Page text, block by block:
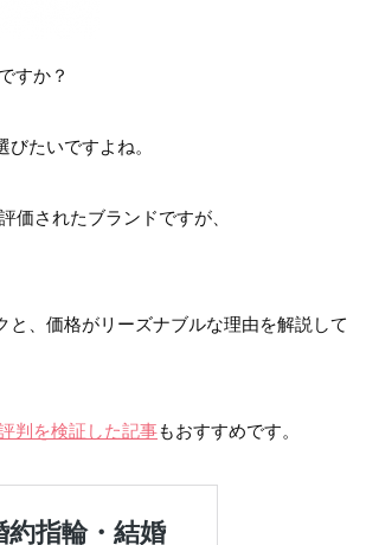
すか？
たいですよね。
価されたブランドですが、
、価格がリーズナブルな理由を解説して
判を検証した記事もおすすめです。